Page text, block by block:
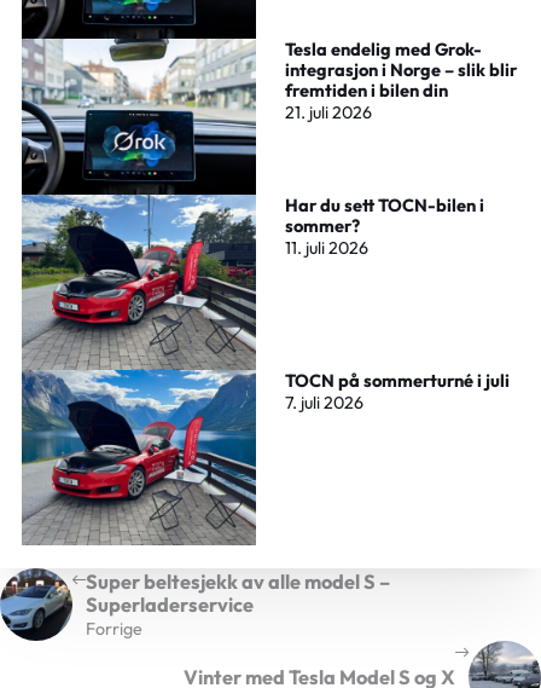
Tesla endelig med Grok-
integrasjon i Norge – slik blir
fremtiden i bilen din
21. juli 2026
Har du sett TOCN-bilen i
sommer?
11. juli 2026
TOCN på sommerturné i juli
7. juli 2026
Forrige
Super beltesjekk av alle model S –
Superladerservice
Vinter med Tesla Model S og X